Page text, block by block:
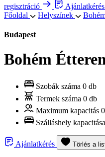
regisztráció
Ajánlatkérés
Főoldal
Helyszínek
Budapest
Bohém
Szobák száma 0 db
Termek száma 0 db
Maximum kapacitás
Szálláshely kapacitása
Ajánlatkérés Törlés a